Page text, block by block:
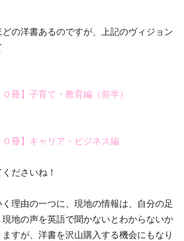
の洋書あるのですが、上記のヴィジョン
０冊】子育て・教育編（前半）
０冊】キャリア・ビジネス編
ださいね！
理由の一つに、現地の情報は、自分の足
地の声を英語で聞かないとわからないか
すが、洋書を沢山購入する機会にもなり